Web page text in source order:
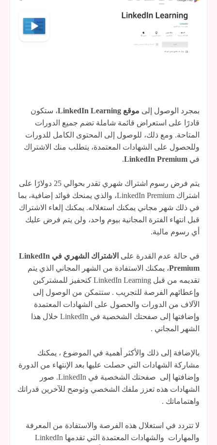
بمجرد الوصول إلى موقع LinkedIn Learning
، ستكون
قادرًا على استعراض قائمة شاملة تضم جميع الدورات
المتاحة. ومع ذلك، للوصول إلى المحتوى الكامل للدورات
وللحصول على الشهادات المعتمدة، يتطلب منك الاشتراك
في LinkedIn Premium
.
يتم فرض رسوم اشتراك شهري تقدر بحوالي 25 دولارًا على
اشتراك LinkedIn Premium، والذي يمنحك فوائد إضافية، بما
في ذلك شهر مجاني يمكنك استغلاله. يمكنك إلغاء الاشتراك
قبل انتهاء الفترة المجانية بيوم واحد، ولن يتم فرض عليك
أي رسوم مالية.
في حالة عدم القدرة على
الاشتراك الشهري في LinkedIn
Premium، يمكنك الاستفادة من الشهر المجاني الذي يتم
تقديمه من قبل LinkedIn Learning كتحفيز للمشتركين
وإعطائهم الفرصة للتجريب . ستتمكن من الوصول إلى
الآلاف من الدورات والحصول على الشهادات المعتمدة
وإضافتها إلى صفحتك الشخصية في LinkedIn خلال هذا
الشهر المجاني .
بالإضافة إلى ذلك والأكثر أهمية في الموضوع ، يمكنك
مشاركة الشهادات التي حصلت عليها بعد الإنتهاء من الدورة
وإضافتها إلى صفحتك الشخصية في LinkedIn. صور
الشهادات هذه تعزز ملفك الشخصي وتوضح للآخرين قدراتك
واهتماماتك .
لا تتردد في استغلال هذه الفرصة والاستفادة من المعرفة
والمهارات والشهادات المعتمدة التي تقدمها LinkedIn